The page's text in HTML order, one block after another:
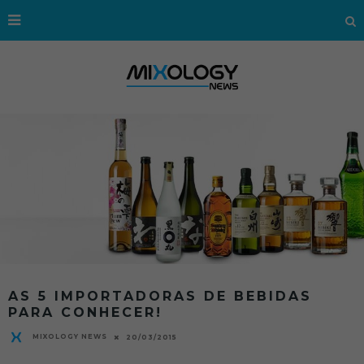
AS 5 IMPORTADORAS DE BEBIDAS
PARA CONHECER!
MIXOLOGY NEWS 20/03/2015